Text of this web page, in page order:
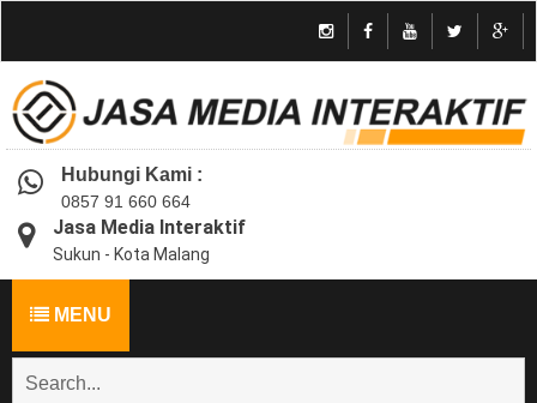
Hubungi Kami :
0857 91 660 664
Jasa Media Interaktif
Sukun - Kota Malang
MENU